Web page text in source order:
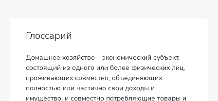
Глоссарий
Домашнее хозяйство – экономический субъект,
состоящий из одного или более физических лиц,
проживающих совместно, объединяющих
полностью или частично свои доходы и
имущество, и совместно потребляющие товары и